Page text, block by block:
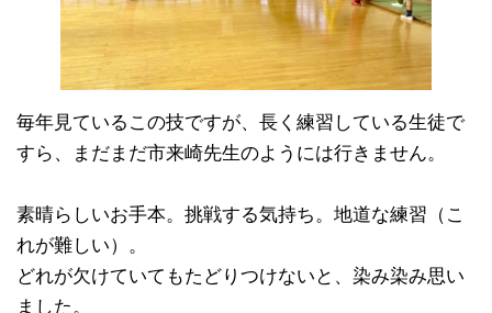
毎年見ているこの技ですが、長く練習している生徒で
すら、まだまだ市来崎先生のようには行きません。
素晴らしいお手本。挑戦する気持ち。地道な練習（こ
れが難しい）。
どれが欠けていてもたどりつけないと、染み染み思い
ました。